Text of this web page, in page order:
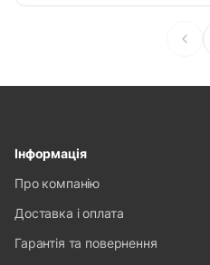
Інформація
Про компанію
Доставка і оплата
Гарантія та повернення